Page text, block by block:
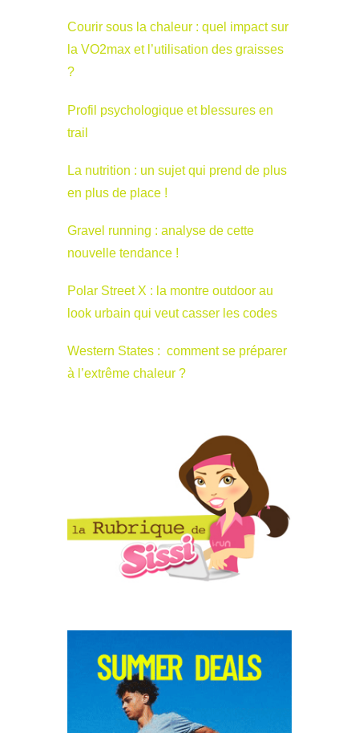
Courir sous la chaleur : quel impact sur
la VO2max et l’utilisation des graisses
?
Profil psychologique et blessures en
trail
La nutrition : un sujet qui prend de plus
en plus de place !
Gravel running : analyse de cette
nouvelle tendance !
Polar Street X : la montre outdoor au
look urbain qui veut casser les codes
Western States : comment se préparer
à l’extrême chaleur ?